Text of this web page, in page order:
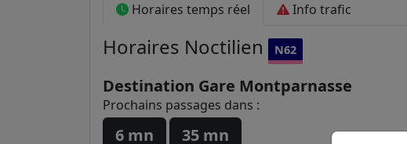
Horaires temps réel Info trafic
Horaires Noctilien N62
Destination Gare Montparnasse
Prochains passages dans :
6 mn 35 mn